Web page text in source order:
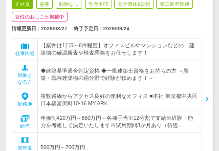
正社員 急募 転勤なし 学歴不問 完全週休2日制 第二新卒歓迎
女性のおしごと掲載中
情報更新日：2026/03/27 終了予定日： 2026/09/24
仕事内容
【案件は1日5～6件程度】オフィスビルやマンションなどの、建
築物の確認審査や検査業務をお任せします！
対象と
なる方
◆建築基準適合判定資格 ◆一級建築士資格をお持ちの方 ～新
築・既存建築物の両分野で経験が積めます！～
勤務地
複数路線からアクセス良好の便利なオフィス ■本社 東京都中央区
日本橋富沢町10-16 MY ARK…
給与
年俸制420万円～650万円＋各種手当※12分割で支給※経験・能
力を考慮して決定いたします※試用期間3か月あり（待遇…
初年度
500万円～700万円